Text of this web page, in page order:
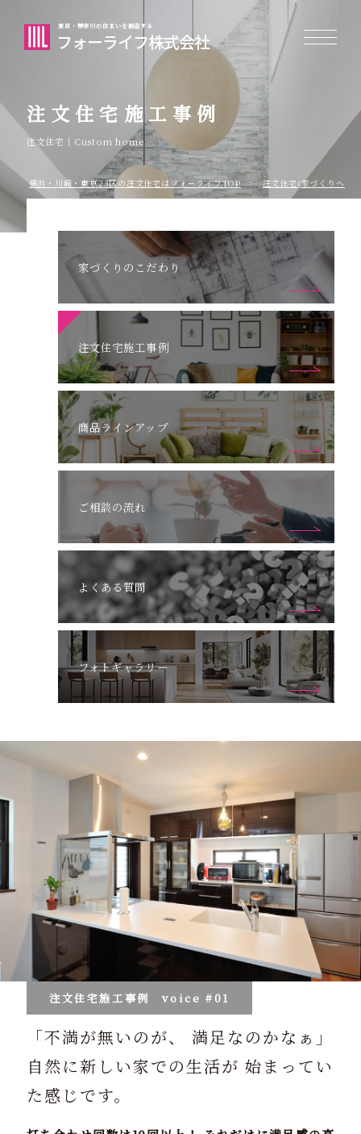
東京・神奈川の住まいを創造する
フォーライフ株式会社
注文住宅施工事例
注文住宅｜Custom home
横浜・川崎・東京23区の注⽂住宅はフォーライフTOP 注文住宅(家づくりへの
家づくりのこだわり
注文住宅施工事例
商品ラインアップ
ご相談の流れ
よくある質問
フォトギャラリー
注文住宅施工事例voice #01
「不満が無いのが、 満足なのかなぁ」
自然に新しい家での生活が 始まってい
た感じです。